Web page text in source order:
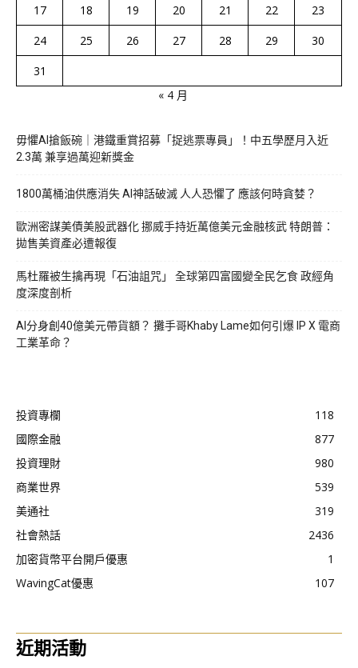
17
18 19 20 21 22
23
24
25 26 27 28 29
30
31
« 4 月
毋懼AI搶飯碗｜港鐵重賞招募「捉逃票專員」！中五學歷月入近
2.3萬 兼享過萬迎新獎金
1800萬桶油供應消失 AI神話破滅 人人恐懼了 應該何時貪婪？
歐洲密謀美債美股武器化 挪威手持近萬億美元金融核武 特朗普：
拋售美資產必遭報復
馬杜羅被生擒再現「石油詛咒」 全球第四富國變全民乞食 政經角
度深度剖析
AI分身創40億美元帶貨額？ 攤手哥Khaby Lame如何引爆 IP X 電商
工業革命？
投資專欄
118
國際金融
877
投資理財
980
商業世界
539
美通社
319
社會熱話
2436
加密貨幣平台開戶優惠
1
WavingCat優惠
107
近期活動